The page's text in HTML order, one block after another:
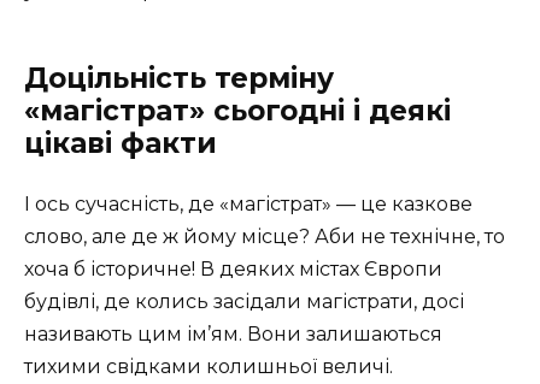
Доцільність терміну
«магістрат» сьогодні і деякі
цікаві факти
І ось сучасність, де «магістрат» — це казкове
слово, але де ж йому місце? Аби не технічне, то
хоча б історичне! В деяких містах Європи
будівлі, де колись засідали магістрати, досі
називають цим ім’ям. Вони залишаються
тихими свідками колишньої величі.